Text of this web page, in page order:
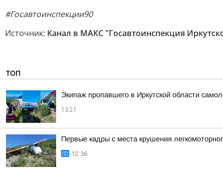
#Госавтоинспекции90
Источник: Канал в МАКС "Госавтоинспекция
ТОП
Экипаж пропавшего в Иркутской области
13:21
Первые кадры с места крушения
12:36